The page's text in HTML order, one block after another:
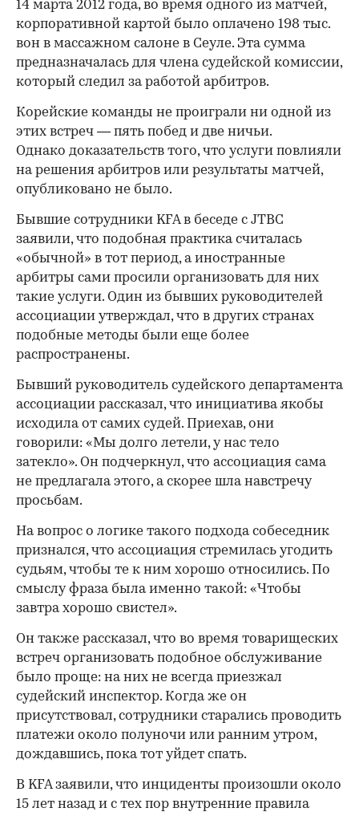
14 марта 2012 года, во время одного из матчей,
корпоративной картой было оплачено 198 тыс.
вон в массажном салоне в Сеуле. Эта сумма
предназначалась для члена судейской комиссии,
который следил за работой арбитров.
Корейские команды не проиграли ни одной из
этих встреч — пять побед и две ничьи.
Однако доказательств того, что услуги повлияли
на решения арбитров или результаты матчей,
опубликовано не было.
Бывшие сотрудники KFA в беседе с JTBC
заявили, что подобная практика считалась
«обычной» в тот период, а иностранные
арбитры сами просили организовать для них
такие услуги. Один из бывших руководителей
ассоциации утверждал, что в других странах
подобные методы были еще более
распространены.
Бывший руководитель судейского департамента
ассоциации рассказал, что инициатива якобы
исходила от самих судей. Приехав, они
говорили: «Мы долго летели, у нас тело
затекло». Он подчеркнул, что ассоциация сама
не предлагала этого, а скорее шла навстречу
просьбам.
На вопрос о логике такого подхода собеседник
признался, что ассоциация стремилась угодить
судьям, чтобы те к ним хорошо относились. По
смыслу фраза была именно такой: «Чтобы
завтра хорошо свистел».
Он также рассказал, что во время товарищеских
встреч организовать подобное обслуживание
было проще: на них не всегда приезжал
судейский инспектор. Когда же он
присутствовал, сотрудники старались проводить
платежи около полуночи или ранним утром,
дождавшись, пока тот уйдет спать.
В KFA заявили, что инциденты произошли около
15 лет назад и с тех пор внутренние правила